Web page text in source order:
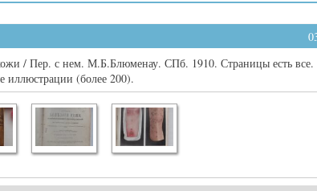
/ Пер. с нем. М.Б.Блюменау. СПб. 1910. Страницы есть
иллюстрации (более 200).